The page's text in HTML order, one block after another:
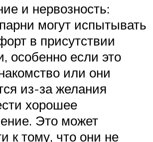
и нервозность:
могут испытывать
в присутствии
особенно если это
или они
из-за желания
хорошее
Это может
к тому, что они не